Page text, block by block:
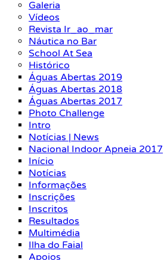
Galeria
Vídeos
Revista Ir_ao_mar
Náutica no Bar
School At Sea
Histórico
Águas Abertas 2019
Águas Abertas 2018
Águas Abertas 2017
Photo Challenge
Intro
Notícias | News
Nacional Indoor Apneia 2017
Início
Notícias
Informações
Inscrições
Inscritos
Resultados
Multimédia
Ilha do Faial
Apoios